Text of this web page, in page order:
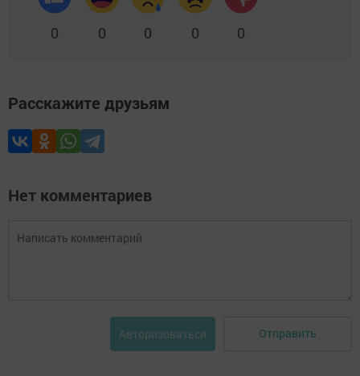
0 0 0 0 0
Расскажите друзьям
Нет комментариев
Авторизоваться Отправить